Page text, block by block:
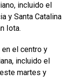
incluido el
y Santa Catalina
Iota.
en el centro y
incluido el
martes y